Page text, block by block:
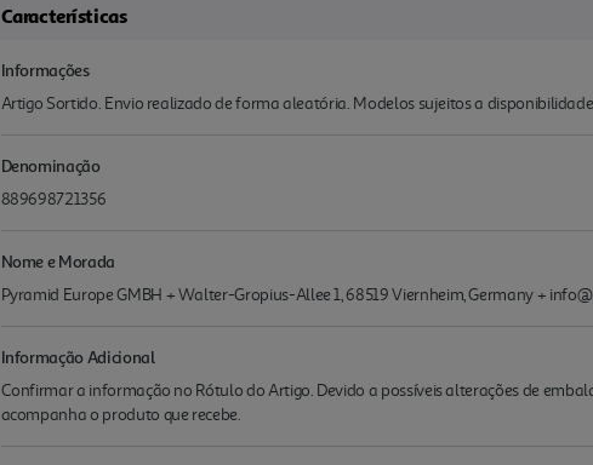
Características
Informações
Artigo Sortido. Envio realizado de forma aleatória. Modelos sujeitos a
Denominação
889698721356
Nome e Morada
Pyramid Europe GMBH + Walter-Gropius-Allee 1, 68519 Viernheim, Germany +
Informação Adicional
Confirmar a informação no Rótulo do Artigo. Devido a possíveis alterações de
acompanha o produto que recebe.